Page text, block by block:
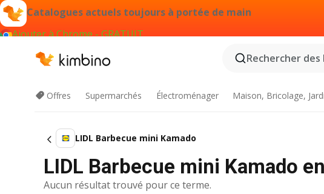
Catalogues actuels toujours à portée de main
Ajouter à Chrome - GRATUIT
Rechercher
Offres Supermarchés Électroménager Maison, Bricolage,
LIDL Barbecue mini Kamado
LIDL Barbecue mini Kamado
Aucun résultat trouvé pour ce terme.